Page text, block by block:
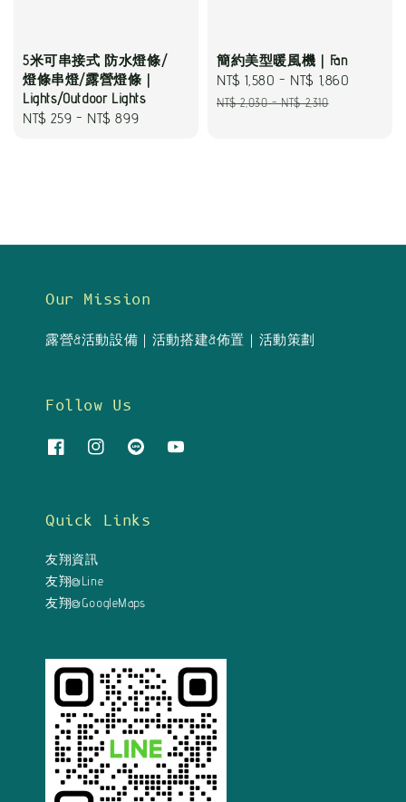
5米可串接式 防水燈條/
燈條串燈/露營燈條｜
Lights/Outdoor Lights
Regular
NT$ 259 - NT$ 899
簡約美型暖風機｜Fan
Sale
price
NT$ 1,580 - NT$ 1,860
NT$ 2,030-NT$ 2,310
Our Mission
露營&活動設備｜活動搭建&佈置｜活動策劃
Follow Us
Quick Links
友翔資訊
友翔@Line
友翔@GoogleMaps